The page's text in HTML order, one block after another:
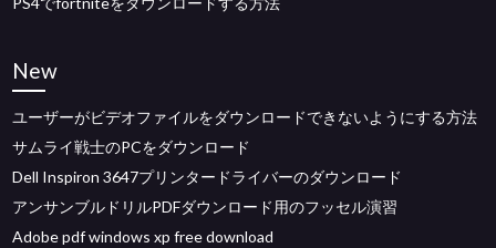
New
ユーザーがビデオファイルをダウンロードできないようにする方法
サムライ戦士のPCをダウンロード
Dell Inspiron 3647プリンタードライバーのダウンロード
アンサンブルドリルPDFダウンロード用のフッセル演習
Adobe pdf windows xp free download